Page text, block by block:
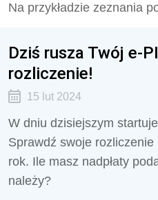
Na przykładzie zeznania
Dziś rusza Twój e-
rozliczenie!
15 lut 2024
W dniu dzisiejszym
Sprawdź swoje
rok. Ile masz nadpłaty
należy?